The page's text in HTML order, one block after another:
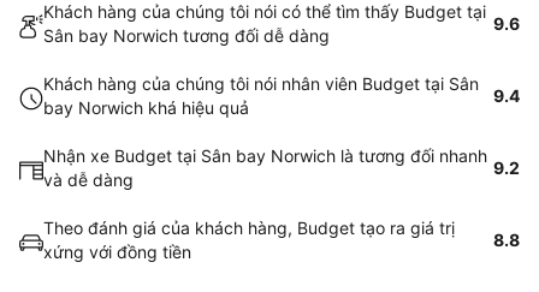
Khách hàng của chúng tôi nói có thể tìm thấy Budget tại
Sân bay Norwich tương đối dễ dàng
9.6
Khách hàng của chúng tôi nói nhân viên Budget tại Sân
bay Norwich khá hiệu quả
9.4
Nhận xe Budget tại Sân bay Norwich là tương đối nhanh
và dễ dàng
9.2
Theo đánh giá của khách hàng, Budget tạo ra giá trị
xứng với đồng tiền
8.8